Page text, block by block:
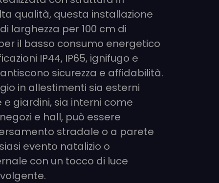
qualità, questa installazione
larghezza per 100 cm di
il basso consumo energetico
IP44, IP65, ignifugo e
sicurezza e affidabilità.
in allestimenti sia esterni
giardini, sia interni come
e hall, può essere
stradale o a parete
evento natalizio o
con un tocco di luce